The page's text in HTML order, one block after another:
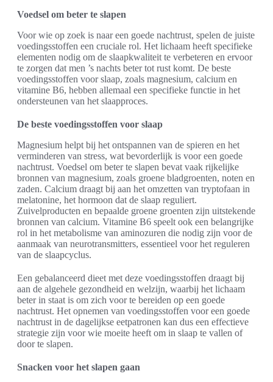
Voedsel om beter te slapen
Voor wie op zoek is naar een goede nachtrust, spelen de juiste
voedingsstoffen een cruciale rol. Het lichaam heeft specifieke
elementen nodig om de slaapkwaliteit te verbeteren en ervoor
te zorgen dat men ’s nachts beter tot rust komt. De beste
voedingsstoffen voor slaap, zoals magnesium, calcium en
vitamine B6, hebben allemaal een specifieke functie in het
ondersteunen van het slaapproces.
De beste voedingsstoffen voor slaap
Magnesium helpt bij het ontspannen van de spieren en het
verminderen van stress, wat bevorderlijk is voor een goede
nachtrust. Voedsel om beter te slapen bevat vaak rijkelijke
bronnen van magnesium, zoals groene bladgroenten, noten en
zaden. Calcium draagt bij aan het omzetten van tryptofaan in
melatonine, het hormoon dat de slaap reguliert.
Zuivelproducten en bepaalde groene groenten zijn uitstekende
bronnen van calcium. Vitamine B6 speelt ook een belangrijke
rol in het metabolisme van aminozuren die nodig zijn voor de
aanmaak van neurotransmitters, essentieel voor het reguleren
van de slaapcyclus.
Een gebalanceerd dieet met deze voedingsstoffen draagt bij
aan de algehele gezondheid en welzijn, waarbij het lichaam
beter in staat is om zich voor te bereiden op een goede
nachtrust. Het opnemen van voedingsstoffen voor een goede
nachtrust in de dagelijkse eetpatronen kan dus een effectieve
strategie zijn voor wie moeite heeft om in slaap te vallen of
door te slapen.
Snacken voor het slapen gaan